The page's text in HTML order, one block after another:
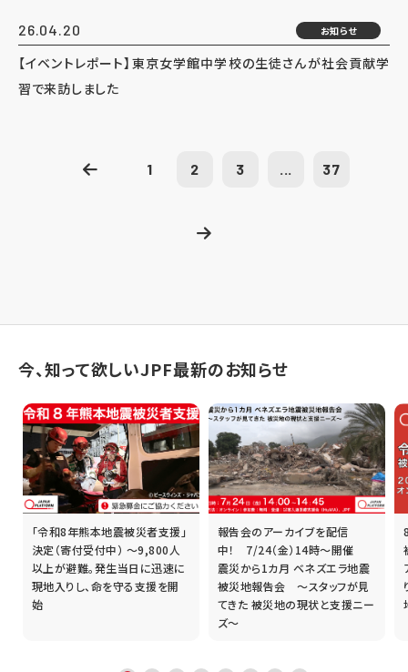
26.04.20 お知らせ
【イベントレポート】東京女学館中学校の生徒さんが社会貢献学
習で来訪しました
1 2 3 ... 37
今、知って欲しいJPF最新のお知らせ
「令和8年熊本地震被災者支援」
決定（寄付受付中） ～9,800人
以上が避難。発生当日に迅速に
現地入りし、命を守る支援を開
始
報告会のアーカイブを配信
中！ 7/24（金）14時～開催
震災から1カ月 ベネズエラ地震
被災地報告会 ～スタッフが見
てきた 被災地の現状と支援ニー
ズ～